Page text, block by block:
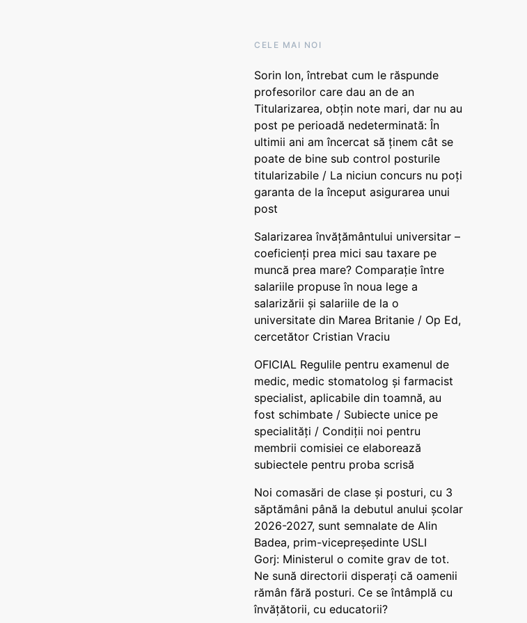
CELE MAI NOI
Sorin Ion, întrebat cum le răspunde
profesorilor care dau an de an
Titularizarea, obțin note mari, dar nu au
post pe perioadă nedeterminată: În
ultimii ani am încercat să ținem cât se
poate de bine sub control posturile
titularizabile / La niciun concurs nu poți
garanta de la început asigurarea unui
post
Salarizarea învățământului universitar –
coeficienți prea mici sau taxare pe
muncă prea mare? Comparație între
salariile propuse în noua lege a
salarizării și salariile de la o
universitate din Marea Britanie / Op Ed,
cercetător Cristian Vraciu
OFICIAL Regulile pentru examenul de
medic, medic stomatolog și farmacist
specialist, aplicabile din toamnă, au
fost schimbate / Subiecte unice pe
specialități / Condiții noi pentru
membrii comisiei ce elaborează
subiectele pentru proba scrisă
Noi comasări de clase și posturi, cu 3
săptămâni până la debutul anului școlar
2026-2027, sunt semnalate de Alin
Badea, prim-vicepreședinte USLI
Gorj: Ministerul o comite grav de tot.
Ne sună directorii disperați că oamenii
rămân fără posturi. Ce se întâmplă cu
învățătorii, cu educatorii?